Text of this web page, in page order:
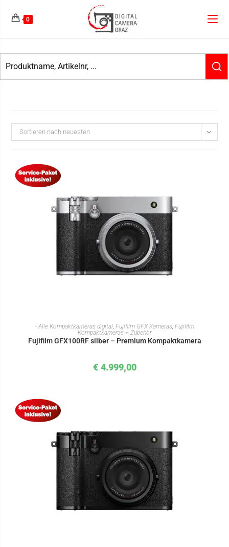
0
Sortieren nach neuesten
IN DEN WARENKORB
- Alle Kompaktkameras digital, Fujifilm GFX Kameras, Fujifilm
Kompaktkameras + Zubehör
Fujifilm GFX100RF silber – Premium Kompaktkamera
€ 4.999,00